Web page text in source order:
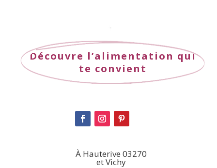
Découvre l’alimentation qui
te convient
À Hauterive 03270
et Vichy